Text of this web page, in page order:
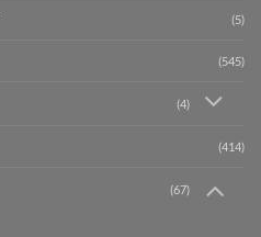
(5)
(545)
(4)
(414)
(67)